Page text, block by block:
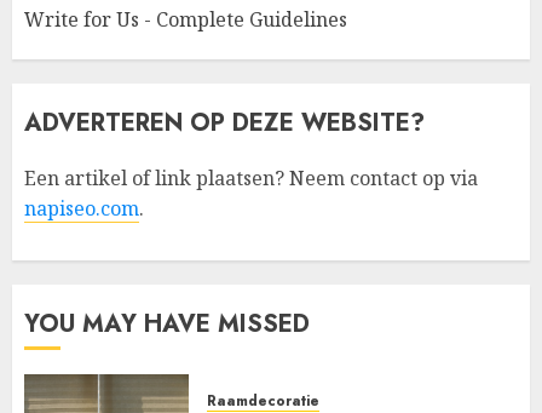
Write for Us - Complete Guidelines
ADVERTEREN OP DEZE WEBSITE?
Een artikel of link plaatsen? Neem contact op via
napiseo.com.
YOU MAY HAVE MISSED
Raamdecoratie